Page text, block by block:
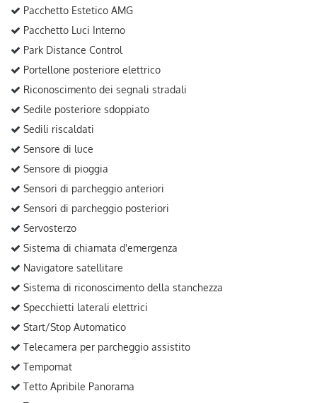
Pacchetto Estetico AMG
Pacchetto Luci Interno
Park Distance Control
Portellone posteriore elettrico
Riconoscimento dei segnali stradali
Sedile posteriore sdoppiato
Sedili riscaldati
Sensore di luce
Sensore di pioggia
Sensori di parcheggio anteriori
Sensori di parcheggio posteriori
Servosterzo
Sistema di chiamata d'emergenza
Navigatore satellitare
Sistema di riconoscimento della stanchezza
Specchietti laterali elettrici
Start/Stop Automatico
Telecamera per parcheggio assistito
Tempomat
Tetto Apribile Panorama